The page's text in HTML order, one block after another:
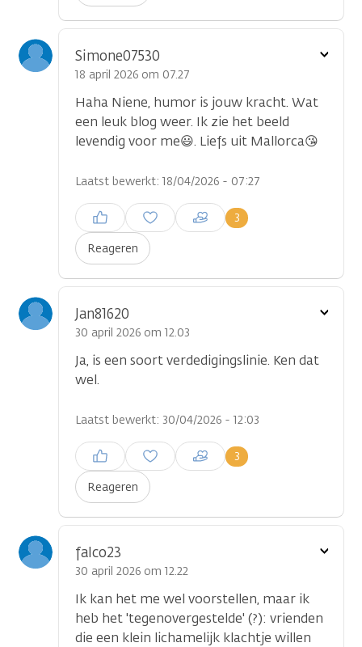
Simone07530
18 april 2026 om 07.27
Haha Niene, humor is jouw kracht. Wat
een leuk blog weer. Ik zie het beeld
levendig voor me😃. Liefs uit Mallorca😘
Laatst bewerkt: 18/04/2026 - 07:27
Reageren
3
Inloggen om een reactie te
plaatsen
Toon
Jan81620
30 april 2026 om 12.03
Ja, is een soort verdedigingslinie. Ken dat
wel.
Laatst bewerkt: 30/04/2026 - 12:03
Reageren
3
Inloggen om een reactie te
plaatsen
Toon
falco23
30 april 2026 om 12.22
Ik kan het me wel voorstellen, maar ik
heb het 'tegenovergestelde' (?): vrienden
die een klein lichamelijk klachtje willen
Toon